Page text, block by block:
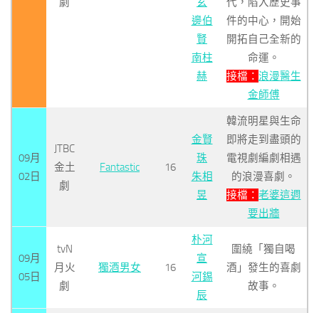
邊伯
賢
南柱
赫
件的中心，開始
開拓自己全新的
命運。
接檔： 浪漫醫生
金師傅
09月
02日
JTBC
金土
劇
Fantastic 16
金賢
珠
朱相
昱
韓流明星與生命
即將走到盡頭的
電視劇編劇相遇
的浪漫喜劇。
接檔： 老婆這週
要出牆
09月
05日
tvN
月火
劇
獨酒男女 16
朴河
宣
河錫
辰
圍繞「獨自喝
酒」發生的喜劇
故事。